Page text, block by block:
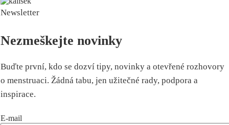
Newsletter
Nezmeškejte novinky
Buďte první, kdo se dozví tipy, novinky a otevřené rozhovory
o menstruaci. Žádná tabu, jen užitečné rady, podpora a
inspirace.
E-mail